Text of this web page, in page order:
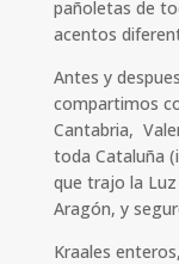
pañoletas de
acentos
Antes y
compartimos
Cantabria,
toda Cataluña
que trajo la
Aragón, y
Kraales